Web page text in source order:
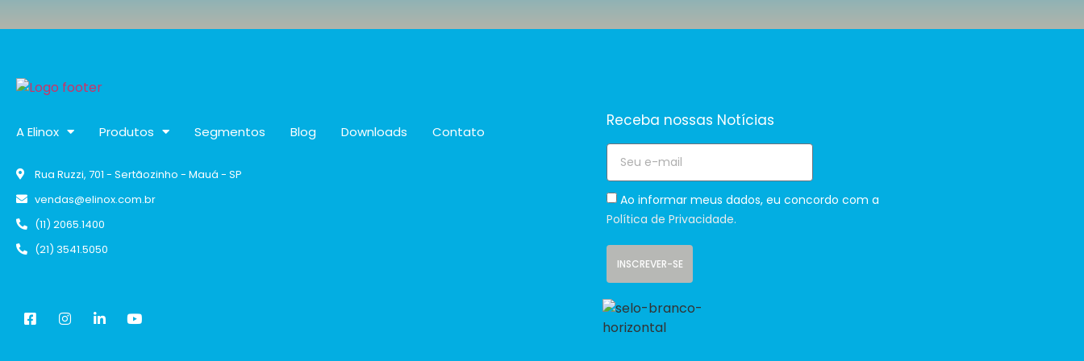
A Elinox Produtos Segmentos Blog Downloads Contato
Rua Ruzzi, 701 - Sertãozinho - Mauá - SP
vendas@elinox.com.br
(11) 2065.1400
(21) 3541.5050
Receba nossas Notícias
Ao informar meus dados, eu concordo com a
Política de Privacidade.
INSCREVER-SE